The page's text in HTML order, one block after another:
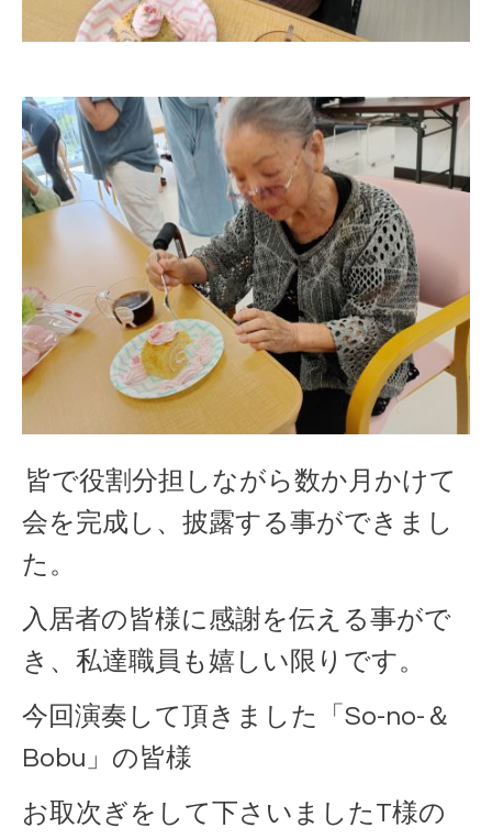
皆で役割分担しながら数か月かけて
会を完成し、披露する事ができまし
た。
入居者の皆様に感謝を伝える事がで
き、私達職員も嬉しい限りです。
今回演奏して頂きました「So-no-＆
Bobu」の皆様
お取次ぎをして下さいましたT様の